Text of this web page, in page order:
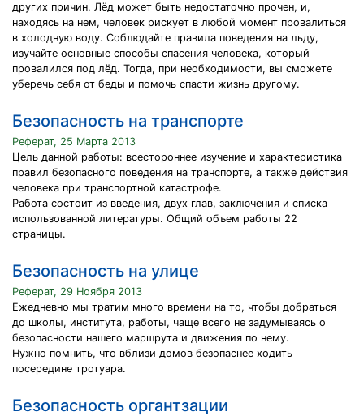
других причин. Лёд может быть недостаточно прочен, и,
находясь на нем, человек рискует в любой момент провалиться
в холодную воду. Соблюдайте правила поведения на льду,
изучайте основные способы спасения человека, который
провалился под лёд. Тогда, при необходимости, вы сможете
уберечь себя от беды и помочь спасти жизнь другому.
Безопасность на транспорте
Реферат, 25 Марта 2013
Цель данной работы: всестороннее изучение и характеристика
правил безопасного поведения на транспорте, а также действия
человека при транспортной катастрофе.
Работа состоит из введения, двух глав, заключения и списка
использованной литературы. Общий объем работы 22
страницы.
Безопасность на улице
Реферат, 29 Ноября 2013
Ежедневно мы тратим много времени на то, чтобы добраться
до школы, института, работы, чаще всего не задумываясь о
безопасности нашего маршрута и движения по нему.
Нужно помнить, что вблизи домов безопаснее ходить
посередине тротуара.
Безопасность органтзации